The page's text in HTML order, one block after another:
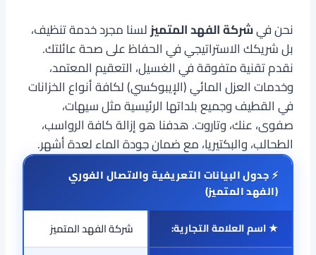
نحن فيشركة الفهد المتميزلسنا مجرد خدمة تنظيف،
بل شريكك الاستراتيجي في الحفاظ على صحة عائلتك.
نقدم تقنية متفوقة في الغسيل، التعقيم المعتمد،
وخدمات العزل المائي (الإيبوكسي) لكافة أنواع الخزانات
في القطيف وجميع بلداتها الرئيسية مثل سيهات،
صفوى، عنك، وتاروت. هدفنا هو إزالة كافة الرواسب،
الطحالب، والبكتيريا، مع ضمان جودة الماء لعدة أشهر.
⚡ جدول البيانات التعريفية والاتصال الفوري
(الفهد المتميز)
★ اسم العلامة التجارية: شركة الفهد المتميز